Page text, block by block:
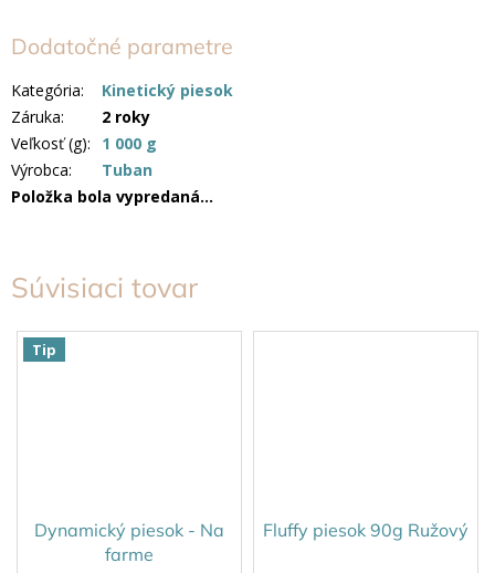
Súvisiaci tovar
Tip
Dynamický piesok - Na
farme
Fluffy piesok 90g Ružový
Dodatočné parametre
Kategória:
Kinetický piesok
Záruka:
2 roky
Veľkosť (g):
1 000 g
Výrobca:
Tuban
Položka bola vypredaná…